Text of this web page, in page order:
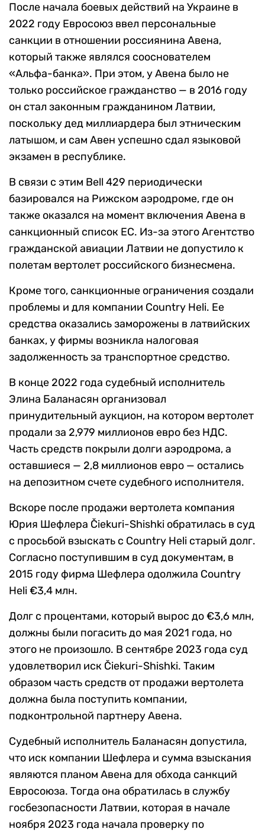
После начала боевых действий на Украине в
2022 году Евросоюз ввел персональные
санкции в отношении россиянина Авена,
который также являлся сооснователем
«Альфа-банка». При этом, у Авена было не
только российское гражданство — в 2016 году
он стал законным гражданином Латвии,
поскольку дед миллиардера был этническим
латышом, и сам Авен успешно сдал языковой
экзамен в республике.
В связи с этим Bell 429 периодически
базировался на Рижском аэродроме, где он
также оказался на момент включения Авена в
санкционный список ЕС. Из-за этого Агентство
гражданской авиации Латвии не допустило к
полетам вертолет российского бизнесмена.
Кроме того, санкционные ограничения создали
проблемы и для компании Country Heli. Ее
средства оказались заморожены в латвийских
банках, у фирмы возникла налоговая
задолженность за транспортное средство.
В конце 2022 года судебный исполнитель
Элина Баланасян организовал
принудительный аукцион, на котором вертолет
продали за 2,979 миллионов евро без НДС.
Часть средств покрыли долги аэродрома, а
оставшиеся — 2,8 миллионов евро — остались
на депозитном счете судебного исполнителя.
Вскоре после продажи вертолета компания
Юрия Шефлера Čiekuri-Shishki обратилась в суд
с просьбой взыскать с Country Heli старый долг.
Согласно поступившим в суд документам, в
2015 году фирма Шефлера одолжила Country
Heli €3,4 млн.
Долг с процентами, который вырос до €3,6 млн,
должны были погасить до мая 2021 года, но
этого не произошло. В сентябре 2023 года суд
удовлетворил иск Čiekuri-Shishki. Таким
образом часть средств от продажи вертолета
должна была поступить компании,
подконтрольной партнеру Авена.
Судебный исполнитель Баланасян допустила,
что иск компании Шефлера и сумма взыскания
являются планом Авена для обхода санкций
Евросоюза. Тогда она обратилась в службу
госбезопасности Латвии, которая в начале
ноября 2023 года начала проверку по